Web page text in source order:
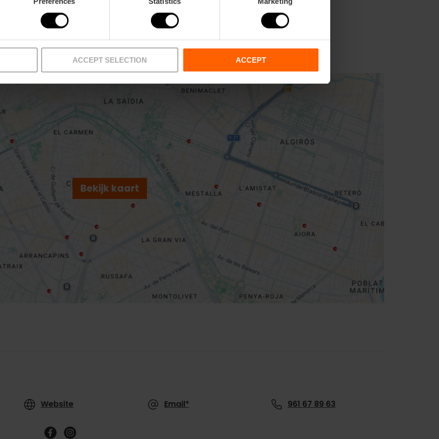
ACCEPT SELECTION ACCEPT
Metro
L1,
Bus
62, 64
46015 València
Bekijk kaart
Website Email* 961 67 89 63